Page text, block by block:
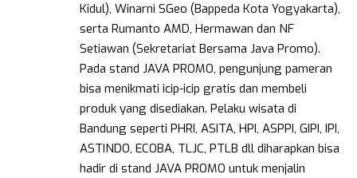
Kidul), Winarni SGeo (Bappeda Kota Yogyakarta),
serta Rumanto AMD, Hermawan dan NF
Setiawan (Sekretariat Bersama Java Promo).
Pada stand JAVA PROMO, pengunjung pameran
bisa menikmati icip-icip gratis dan membeli
produk yang disediakan. Pelaku wisata di
Bandung seperti PHRI, ASITA, HPI, ASPPI, GIPI, IPI,
ASTINDO, ECOBA, TLJC, PTLB dll diharapkan bisa
hadir di stand JAVA PROMO untuk menjalin